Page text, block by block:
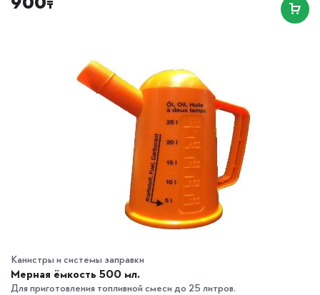
₸
Канистры и системы заправки
Мерная ёмкость 500 мл.
Для приготовления топливной смеси до 25 литров.